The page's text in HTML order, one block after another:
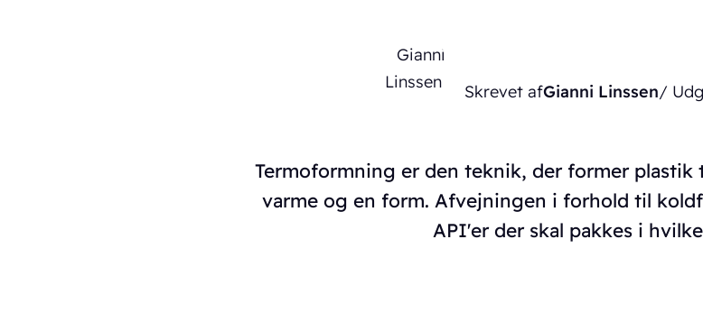
Skrevet afGianni Linssen/
Termoformning er den teknik, der former
varme og en form. Afvejningen i forhold til
API'er der skal pakkes i